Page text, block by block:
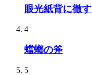
眼光紙背に徹す
4
蟷螂の斧
5